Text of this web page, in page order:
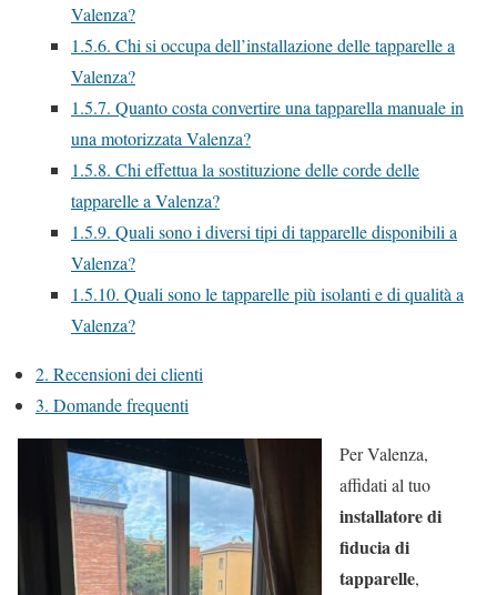
Valenza?
1.5.6. Chi si occupa dell’installazione delle tapparelle a
Valenza?
1.5.7. Quanto costa convertire una tapparella manuale in
una motorizzata Valenza?
1.5.8. Chi effettua la sostituzione delle corde delle
tapparelle a Valenza?
1.5.9. Quali sono i diversi tipi di tapparelle disponibili a
Valenza?
1.5.10. Quali sono le tapparelle più isolanti e di qualità a
Valenza?
2. Recensioni dei clienti
3. Domande frequenti
Per Valenza,
affidati al tuo
installatore di
fiducia di
tapparelle,